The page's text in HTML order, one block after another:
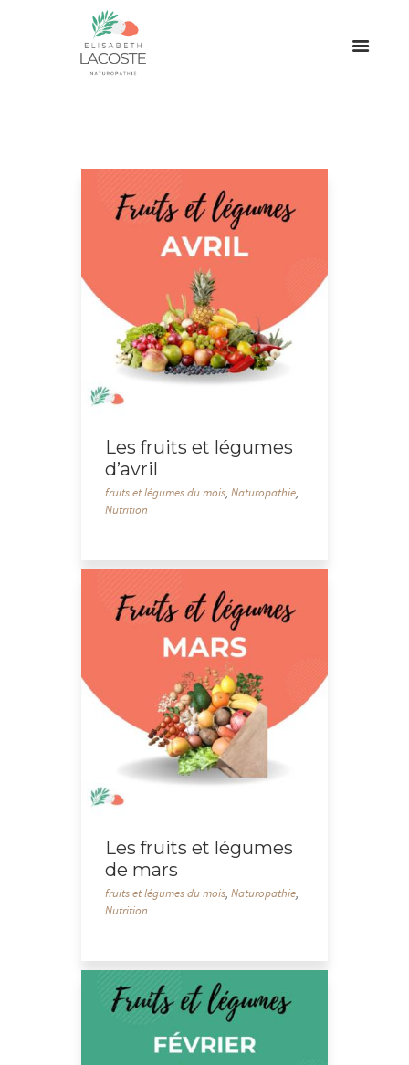
Les fruits et légumes
d’avril
fruits et légumes du mois,Naturopathie,
Nutrition
Les fruits et légumes
de mars
fruits et légumes du mois,Naturopathie,
Nutrition